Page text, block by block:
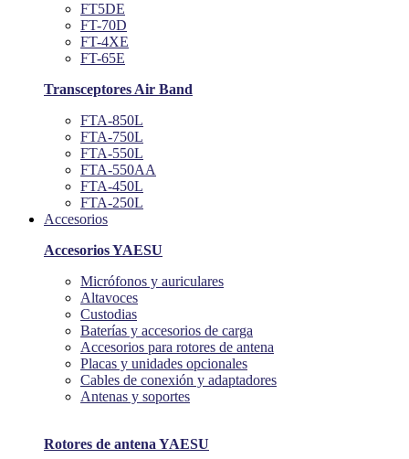
FT5DE
FT-70D
FT-4XE
FT-65E
Transceptores Air Band
FTA-850L
FTA-750L
FTA-550L
FTA-550AA
FTA-450L
FTA-250L
Accesorios
Accesorios YAESU
Micrófonos y auriculares
Altavoces
Custodias
Baterías y accesorios de carga
Accesorios para rotores de antena
Placas y unidades opcionales
Cables de conexión y adaptadores
Antenas y soportes
Rotores de antena YAESU